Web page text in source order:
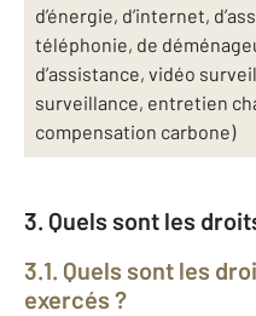
d’énergie, d’internet,
téléphonie, de
d’assistance, vidéo
surveillance, entretien
compensation carbone)
3. Quels sont les
3.1. Quels sont les
exercés ?